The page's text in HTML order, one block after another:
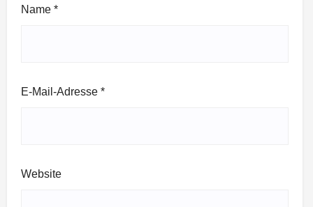
Name *
E-Mail-Adresse *
Website